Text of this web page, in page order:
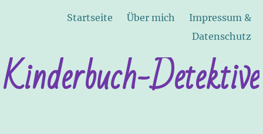
Startseite Über mich
Impressum &
Datenschutz
Kinderbuch-Detektive